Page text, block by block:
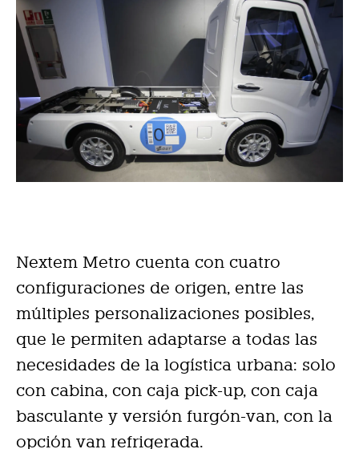
Nextem Metro cuenta con cuatro
configuraciones de origen, entre las
múltiples personalizaciones posibles,
que le permiten adaptarse a todas las
necesidades de la logística urbana: solo
con cabina, con caja pick-up, con caja
basculante y versión furgón-van, con la
opción van refrigerada.